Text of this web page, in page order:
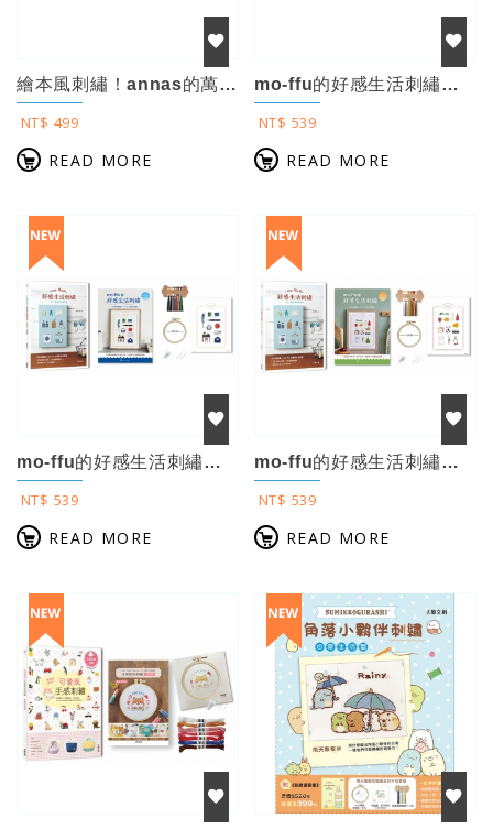
繪本風刺繡！annas的萬用文字繡×【刺繡材料包：我的刺繡練習布-文字繡】：英文...
NT$ 499
READ MORE
mo-ffu的好感生活刺繡：一針一線復刻幸福時光，75款原寸圖案x 16種基礎繡...
NT$ 539
READ MORE
mo-ffu的好感生活刺繡：一針一線復刻幸福時光，75款原寸圖案x 16種基礎繡...
NT$ 539
READ MORE
mo-ffu的好感生活刺繡：一針一線復刻幸福時光，75款原寸圖案x 16種基礎繡...
NT$ 539
READ MORE